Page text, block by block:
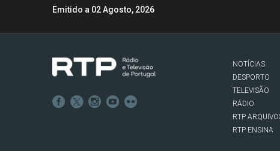
Emitido a 02 Agosto, 2026
NOTÍCIAS
DESPORTO
TELEVISÃO
RÁDIO
RTP
RTP ENSINA